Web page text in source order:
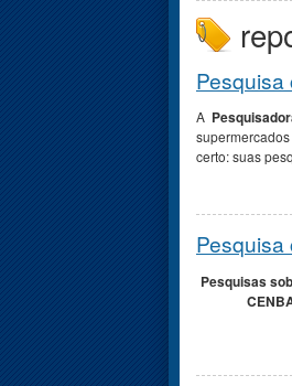
A
certo: suas
Pesquisas